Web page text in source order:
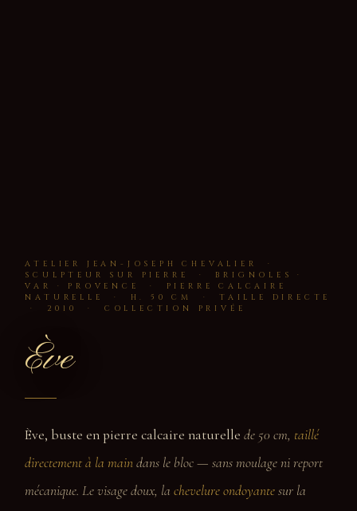
ATELIER JEAN-JOSEPH CHEVALIER ·
SCULPTEUR SUR PIERRE · BRIGNOLES ·
VAR · PROVENCE · PIERRE CALCAIRE
NATURELLE · H. 50 CM · TAILLE DIRECTE
· 2010 · COLLECTION PRIVÉE
Ève
Ève, buste en pierre calcaire naturelle de 50 cm, taillé
directement à la maindans le bloc — sans moulage ni report
mécanique. Le visage doux, lachevelure ondoyantesur la